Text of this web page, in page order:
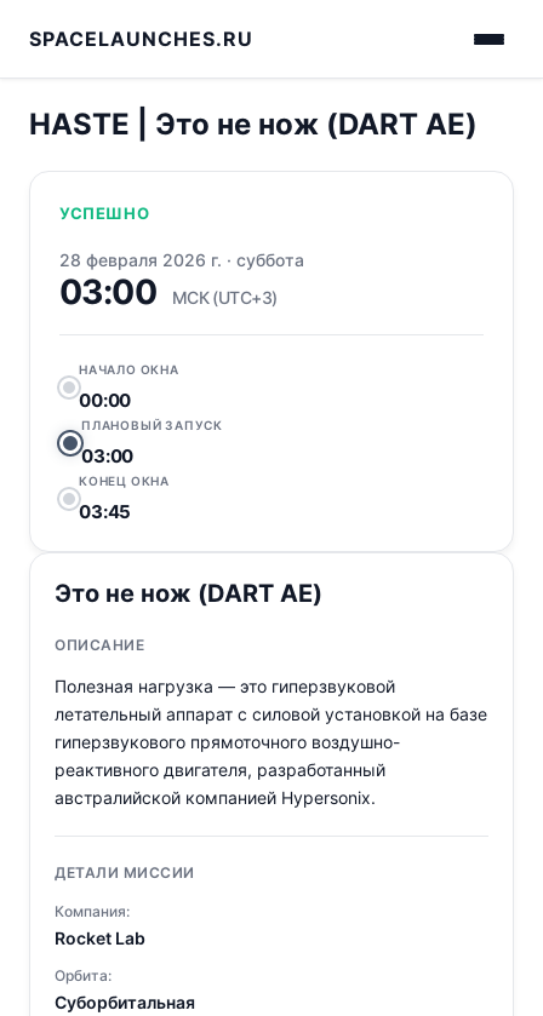
SPACELAUNCHES.RU
HASTE | Это не нож (DART AE)
УСПЕШНО
28 февраля 2026 г. · суббота
03:00 МСК (UTC+3)
НАЧАЛО ОКНА
00:00
ПЛАНОВЫЙ ЗАПУСК
03:00
КОНЕЦ ОКНА
03:45
Это не нож (DART AE)
ОПИСАНИЕ
Полезная нагрузка — это гиперзвуковой
летательный аппарат с силовой установкой на базе
гиперзвукового прямоточного воздушно-
реактивного двигателя, разработанный
австралийской компанией Hypersonix.
ДЕТАЛИ МИССИИ
Компания:
Rocket Lab
Орбита:
Суборбитальная